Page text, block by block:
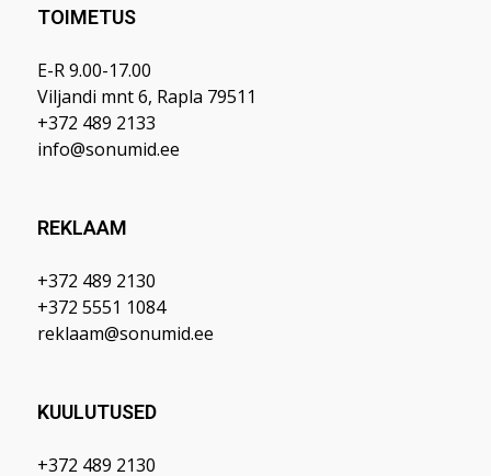
TOIMETUS
E-R 9.00-17.00
Viljandi mnt 6, Rapla 79511
+372 489 2133
info@sonumid.ee
REKLAAM
+372 489 2130
+372 5551 1084
reklaam@sonumid.ee
KUULUTUSED
+372 489 2130